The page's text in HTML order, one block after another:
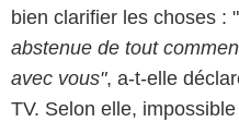
bien clarifier les choses : "
abstenue de tout
avec vous", a-t-elle
TV. Selon elle,